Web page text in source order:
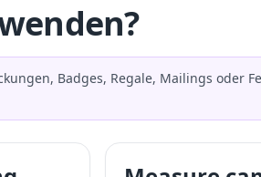
Badges, Regale, Mailings oder